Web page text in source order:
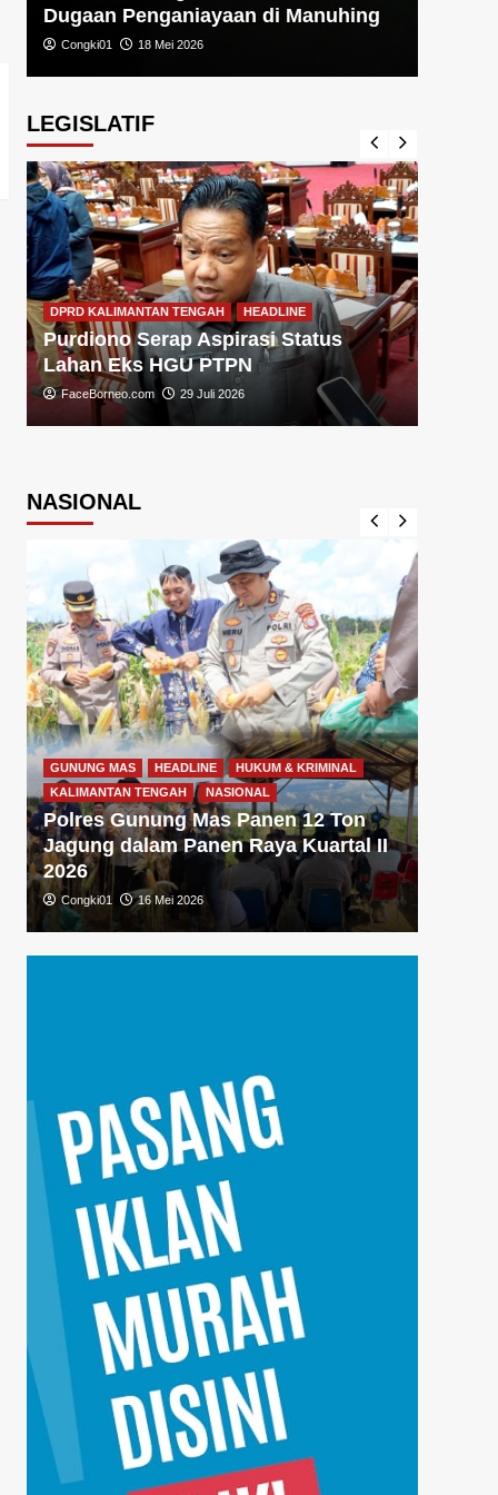
Dugaan Penganiayaan di Manuhing
Congki01 18 Mei 2026
LEGISLATIF
DPRD KALIMANTAN TENGAH HEADLINE
Purdiono Serap Aspirasi Status
Lahan Eks HGU PTPN
FaceBorneo.com 29 Juli 2026
NASIONAL
GUNUNG MAS HEADLINE
HUKUM & KRIMINAL
KALIMANTAN TENGAH
NASIONAL
Polres Gunung Mas Panen 12 Ton
Jagung dalam Panen Raya Kuartal II
2026
Congki01 16 Mei 2026